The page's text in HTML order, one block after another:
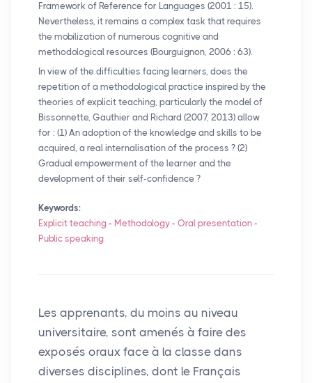
Framework of Reference for Languages (2001 : 15).
Nevertheless, it remains a complex task that requires
the mobilization of numerous cognitive and
methodological resources (Bourguignon, 2006 : 63).
In view of the difficulties facing learners, does the
repetition of a methodological practice inspired by the
theories of explicit teaching, particularly the model of
Bissonnette, Gauthier and Richard (2007, 2013) allow
for : (1) An adoption of the knowledge and skills to be
acquired, a real internalisation of the process ? (2)
Gradual empowerment of the learner and the
development of their self-confidence ?
Keywords:
Explicit teaching - Methodology - Oral presentation -
Public speaking
Les apprenants, du moins au niveau
universitaire, sont amenés à faire des
exposés oraux face à la classe dans
diverses disciplines, dont le Français